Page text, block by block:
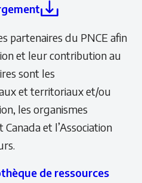
partenaires du PNCE afin
et leur contribution au
sont les
et territoriaux et/ou
les organismes
et l’Association
de ressources